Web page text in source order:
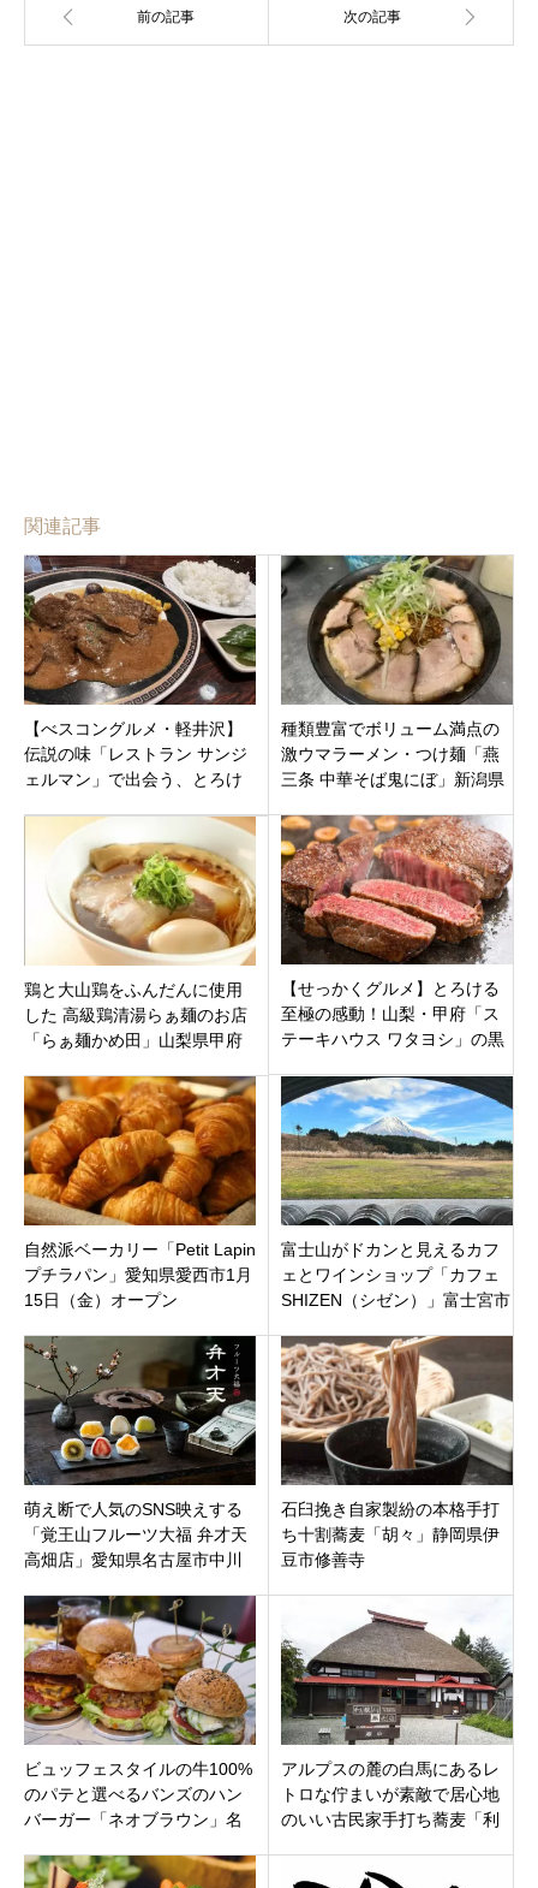
関連記事
【べスコングルメ・軽井沢】
伝説の味「レストラン サンジ
ェルマン」で出会う、とろけ
ズハンバーグ
種類豊富でボリューム満点の
激ウマラーメン・つけ麺「燕
三条 中華そば鬼にぼ」新潟県
鶏と大山鶏をふんだんに使用
した 高級鶏清湯らぁ麺のお店
「らぁ麺かめ田」山梨県甲府
ープン
【せっかくグルメ】とろける
至極の感動！山梨・甲府「ス
テーキハウス ワタヨシ」の黒
自然派ベーカリー「Petit Lapin
プチラパン」愛知県愛西市1月
15日（金）オープン
富士山がドカンと見えるカフ
ェとワインショップ「カフェ
SHIZEN（シゼン）」富士宮市
萌え断で人気のSNS映えする
「覚王山フルーツ大福 弁才天
高畑店」愛知県名古屋市中川
石臼挽き自家製紛の本格手打
ち十割蕎麦「胡々」静岡県伊
豆市修善寺
ビュッフェスタイルの牛100%
のパテと選べるバンズのハン
バーガー「ネオブラウン」名
アルプスの麓の白馬にあるレ
トロな佇まいが素敵で居心地
のいい古民家手打ち蕎麦「利